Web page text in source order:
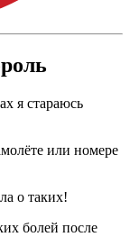
я стараюсь
или номере
о таких!
болей после